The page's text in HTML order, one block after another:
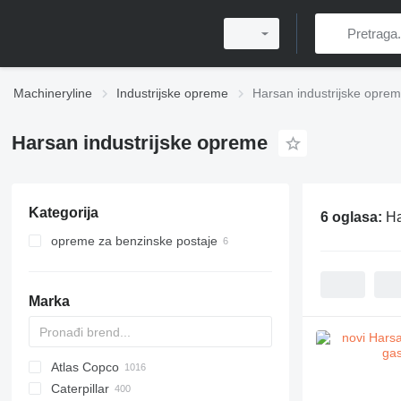
Machineryline Industrijske opreme Harsan industrijske
Harsan industrijske opreme
Kategorija
opreme za benzinske postaje
Marka
PDS
APD
AB
Ensis
Pega
VZ
AG3
Atlas Copco
DrillAir
QAS
PDP
E-series
B-series
BM
GFS
VT
Rover
PA
Airpure
BySprint Fiber
CK
SR
Caterpillar
6 oglasa: